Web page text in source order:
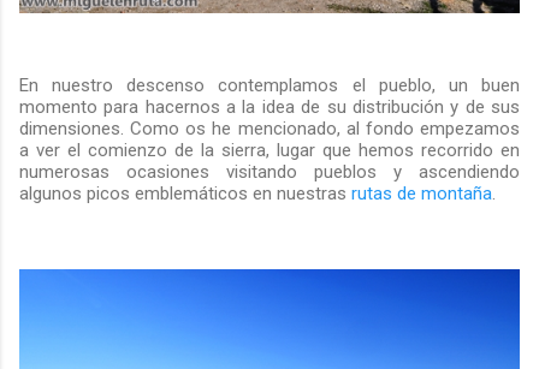
En nuestro descenso contemplamos el pueblo, un buen
momento para hacernos a la idea de su distribución y de sus
dimensiones. Como os he mencionado, al fondo empezamos
a ver el comienzo de la sierra, lugar que hemos recorrido en
numerosas ocasiones visitando pueblos y ascendiendo
algunos picos emblemáticos en nuestras rutas de montaña.